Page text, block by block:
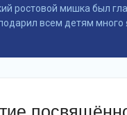
ростовой мишка был
всем детям